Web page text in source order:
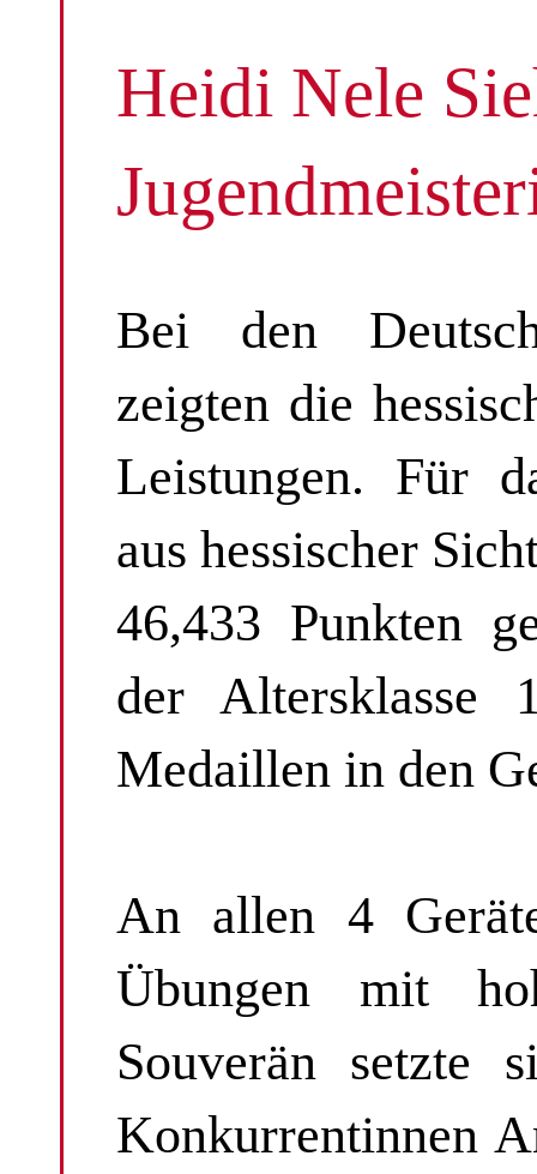
Heidi Nele
Bei den
zeigten die
Leistungen. Für
aus hessischer
46,433 Punkten
der Altersklasse
Medaillen in den
An allen 4
Übungen mit
Souverän setzte
Konkurrentinnen